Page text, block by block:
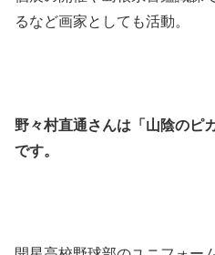
るなど画家としても活動。
野々村直通さんは「山陰のピ
です。